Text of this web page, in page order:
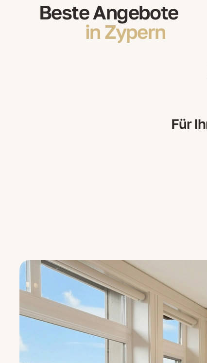
Beste Angebote
in Zypern
Für